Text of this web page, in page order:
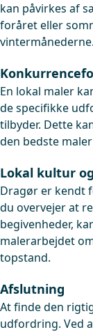
kan påvirkes af
foråret eller
vintermånederne.
En lokal maler
de specifikke
tilbyder. Dette
den bedste
Lokal kultur
Dragør er kendt
du overvejer at
begivenheder,
malerarbejdet
topstand.
Afslutning
At finde den
udfordring. Ved